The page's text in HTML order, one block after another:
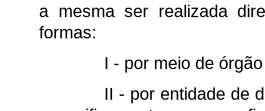
a mesma ser realizada
formas:
I - por meio de
II - por entidade de